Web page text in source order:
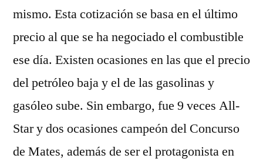
mismo. Esta cotización se basa en el último
precio al que se ha negociado el combustible
ese día. Existen ocasiones en las que el precio
del petróleo baja y el de las gasolinas y
gasóleo sube. Sin embargo, fue 9 veces All-
Star y dos ocasiones campeón del Concurso
de Mates, además de ser el protagonista en